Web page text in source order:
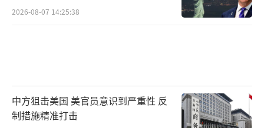
2026-08-07 14:25:38
中方狙击美国 美官员意识到严重性 反
制措施精准打击